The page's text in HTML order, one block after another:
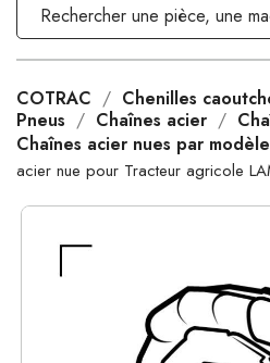
COTRAC
Chenilles
Pneus
Chaînes acier
Chaînes acier nues par
acier nue pour Tracteur agricole